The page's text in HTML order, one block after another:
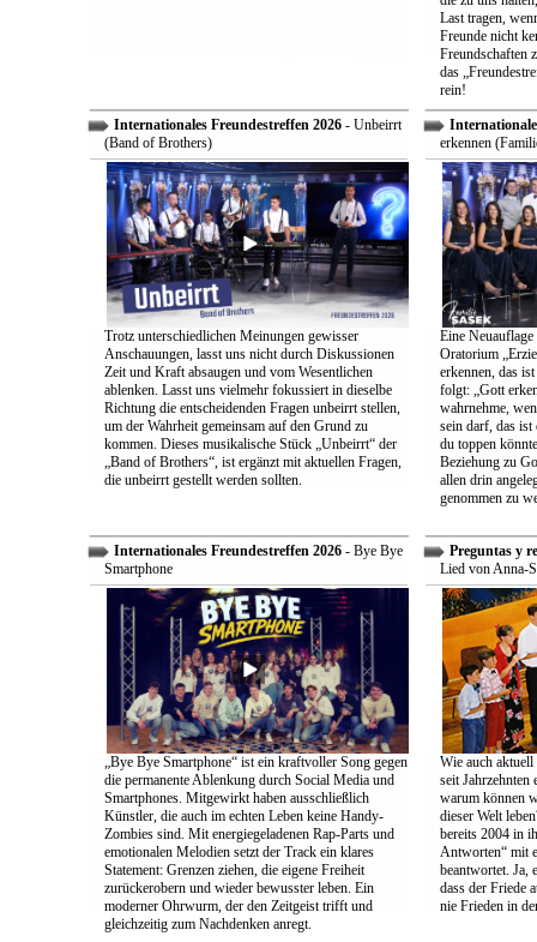
Last tragen,
Freunde nicht
Freundschaften
das
rein!
Internationales Freundestreffen 2026- Unbeirrt
(Band of Brothers)
Trotz unterschiedlichen Meinungen gewisser
Anschauungen, lasst uns nicht durch Diskussionen
Zeit und Kraft absaugen und vom Wesentlichen
ablenken. Lasst uns vielmehr fokussiert in dieselbe
Richtung die entscheidenden Fragen unbeirrt stellen,
um der Wahrheit gemeinsam auf den Grund zu
kommen. Dieses musikalische Stück „Unbeirrt“ der
„Band of Brothers“, ist ergänzt mit aktuellen Fragen,
die unbeirrt gestellt werden sollten.
erkennen
Eine Neuauflage
Oratorium
erkennen, das
folgt: „Gott
wahrnehme,
sein darf, das ist
du toppen
Beziehung zu
allen drin
genommen zu
Internationales Freundestreffen 2026- Bye Bye
Smartphone
„Bye Bye Smartphone“ ist ein kraftvoller Song gegen
die permanente Ablenkung durch Social Media und
Smartphones. Mitgewirkt haben ausschließlich
Künstler, die auch im echten Leben keine Handy-
Zombies sind. Mit energiegeladenen Rap-Parts und
emotionalen Melodien setzt der Track ein klares
Statement: Grenzen ziehen, die eigene Freiheit
zurückerobern und wieder bewusster leben. Ein
moderner Ohrwurm, der den Zeitgeist trifft und
gleichzeitig zum Nachdenken anregt.
Preguntas y
Lied von Anna-
Wie auch
seit Jahrzehnten
warum können
dieser Welt
bereits 2004 in
Antworten“ mit
beantwortet. Ja,
dass der Friede
nie Frieden in